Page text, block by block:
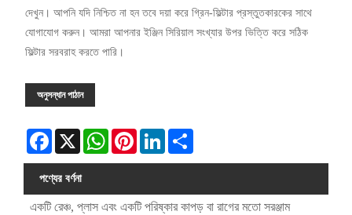
দেখুন। আপনি যদি নিশ্চিত না হন তবে দয়া করে গ্রিন-ফিল্টার প্রস্তুতকারকের সাথে
যোগাযোগ করুন। আমরা আপনার ইঞ্জিন সিরিয়াল সংখ্যার উপর ভিত্তি করে সঠিক
ফিল্টার সরবরাহ করতে পারি।
অনুসন্ধান পাঠান
Facebook
X WhatsAppPinterestLinkedIn
পণ্যের বর্ণনা
একটি রেঞ্চ, প্লাস এবং একটি পরিষ্কার কাপড় বা রাগের মতো সরঞ্জাম